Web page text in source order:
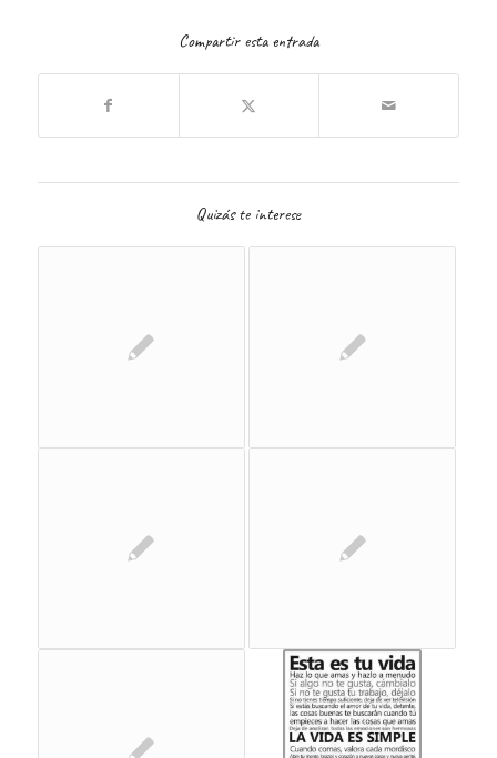
Compartir esta entrada
Quizás te interese